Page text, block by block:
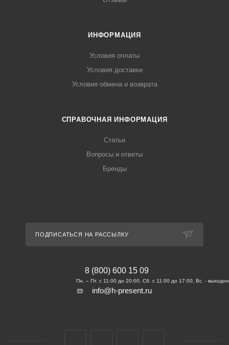
ИНФОРМАЦИЯ
Условия оплаты
Условия доставки
Условия обмена и возврата
СПРАВОЧНАЯ ИНФОРМАЦИЯ
Статьи
Вопросы и ответы
Бренды
ПОДПИСАТЬСЯ НА РАССЫЛКУ
8 (800) 600 15 09
info@h-present.ru